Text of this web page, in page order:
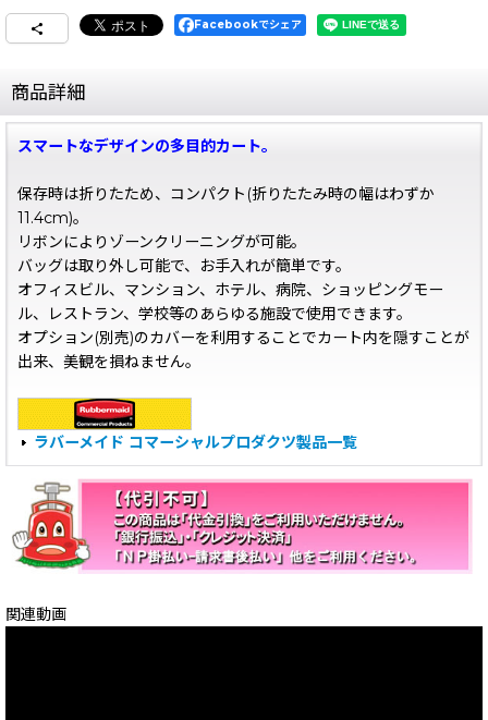
Facebookでシェア
商品詳細
スマートなデザインの多目的カート。
保存時は折りたため、コンパクト(折りたたみ時の幅はわずか
11.4cm)。
リボンによりゾーンクリーニングが可能。
バッグは取り外し可能で、お手入れが簡単です。
オフィスビル、マンション、ホテル、病院、ショッピングモー
ル、レストラン、学校等のあらゆる施設で使用できます。
オプション(別売)のカバーを利用することでカート内を隠すことが
出来、美観を損ねません。
ラバーメイド コマーシャルプロダクツ製品一覧
関連動画